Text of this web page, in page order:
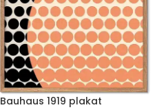
Bauhaus 1919 plakat